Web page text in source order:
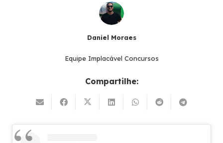
Daniel Moraes
Equipe Implacável Concursos
Compartilhe: